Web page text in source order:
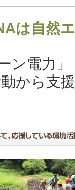
は自然
ン電力
から支